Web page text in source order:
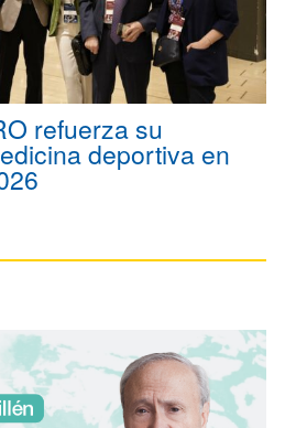
refuerza su
deportiva en